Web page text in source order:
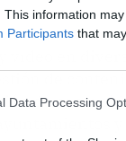
This information
Participants that
Data Processing
en
de
y